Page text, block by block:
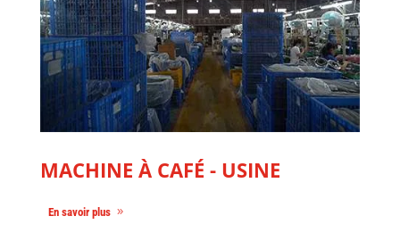
MACHINE À CAFÉ - USINE
En savoir plus